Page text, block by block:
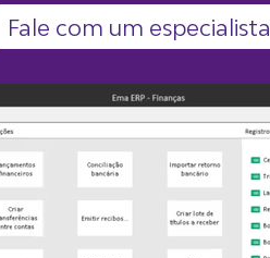
Fale com um especialista